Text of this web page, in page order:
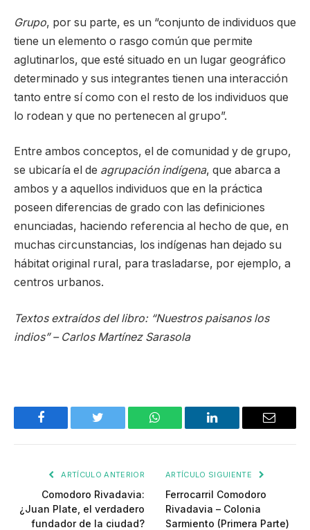
Grupo, por su parte, es un “conjunto de individuos que
tiene un elemento o rasgo común que permite
aglutinarlos, que esté situado en un lugar geográfico
determinado y sus integrantes tienen una interacción
tanto entre sí como con el resto de los individuos que
lo rodean y que no pertenecen al grupo”.
Entre ambos conceptos, el de comunidad y de grupo,
se ubicaría el de agrupación indígena, que abarca a
ambos y a aquellos individuos que en la práctica
poseen diferencias de grado con las definiciones
enunciadas, haciendo referencia al hecho de que, en
muchas circunstancias, los indígenas han dejado su
hábitat original rural, para trasladarse, por ejemplo, a
centros urbanos.
Textos extraídos del libro: “Nuestros paisanos los
indios” – Carlos Martínez Sarasola
Facebook Twitter WhatsApp LinkedIn Email
ARTÍCULO ANTERIOR
Comodoro Rivadavia:
¿Juan Plate, el verdadero
fundador de la ciudad?
ARTÍCULO SIGUIENTE
Ferrocarril Comodoro
Rivadavia – Colonia
Sarmiento (Primera Parte)